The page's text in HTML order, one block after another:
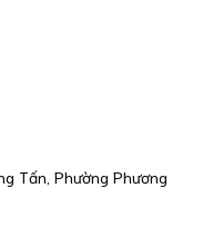
Tấn, Phường Phương